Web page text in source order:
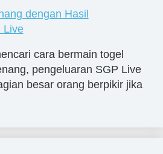
dengan Hasil
Live
cara bermain togel
pengeluaran SGP Live
besar orang berpikir jika